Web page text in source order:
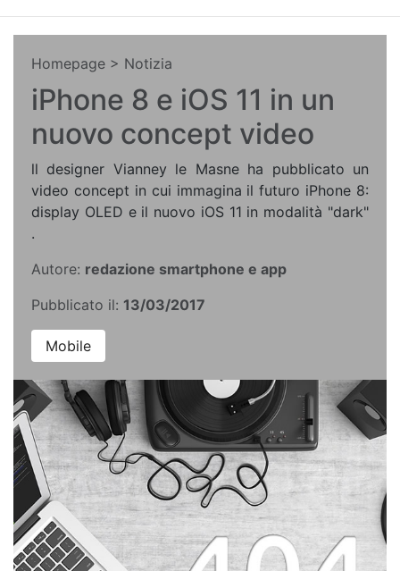
Homepage > Notizia
iPhone 8 e iOS 11 in un
nuovo concept video
ll designer Vianney le Masne ha pubblicato un
video concept in cui immagina il futuro iPhone 8:
display OLED e il nuovo iOS 11 in modalità "dark"
.
Autore: redazione smartphone e app
Pubblicato il: 13/03/2017
Mobile